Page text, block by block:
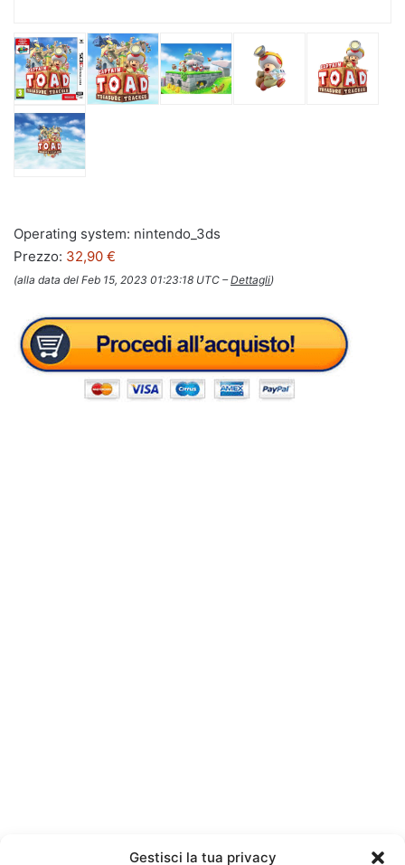
Gestisci la tua privacy
Operating system: nintendo_3ds
Prezzo: 32,90 €
(alla data del Feb 15, 2023 01:23:18 UTC –Dettagli)